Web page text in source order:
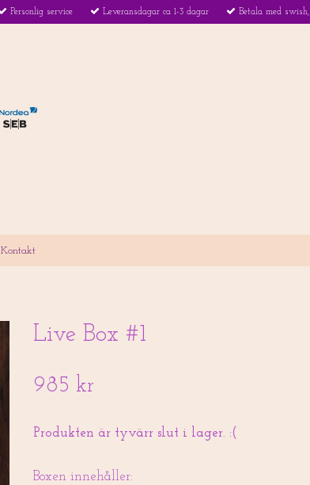
Personlig service Leveransdagar ca 1-3 dagar Betala med
Kontakt
Live Box #1
985 kr
Produkten är tyvärr slut i lager. :(
Boxen innehåller: